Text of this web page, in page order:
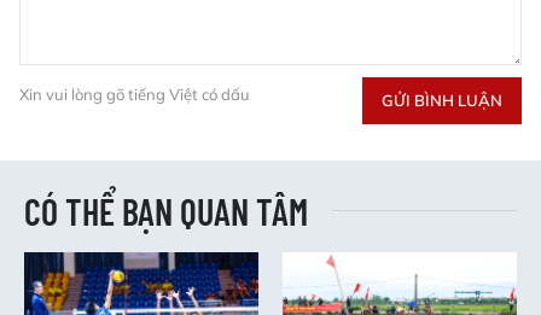
Xin vui lòng gõ tiếng Việt có dấu GỬI BÌNH LUẬN
CÓ THỂ BẠN QUAN TÂM